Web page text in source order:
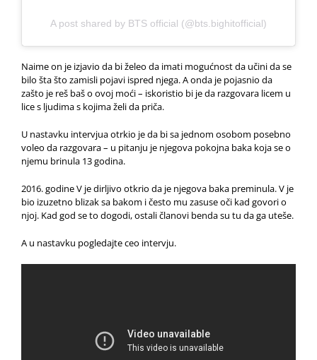
A post shared by BTS official (@bts.bighitofficial)
Naime on je izjavio da bi želeo da imati mogućnost da učini da se
bilo šta što zamisli pojavi ispred njega. A onda je pojasnio da
zašto je reš baš o ovoj moći – iskoristio bi je da razgovara licem u
lice s ljudima s kojima želi da priča.
U nastavku intervjua otrkio je da bi sa jednom osobom posebno
voleo da razgovara – u pitanju je njegova pokojna baka koja se o
njemu brinula 13 godina.
2016. godine V je dirljivo otkrio da je njegova baka preminula. V je
bio izuzetno blizak sa bakom i često mu zasuse oči kad govori o
njoj. Kad god se to dogodi, ostali članovi benda su tu da ga uteše.
A u nastavku pogledajte ceo intervju.